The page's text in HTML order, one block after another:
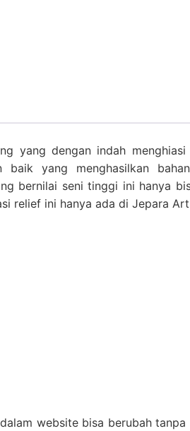
yang dengan indah menghiasi
yang menghasilkan
bernilai seni tinggi ini hanya
relief ini hanya ada di Jepara
website bisa berubah tanpa